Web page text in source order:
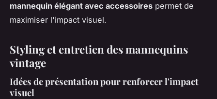
mannequin élégant avec accessoires permet de
maximiser l'impact visuel.
Styling et entretien des mannequins
vintage
Idées de présentation pour renforcer l'impact
visuel